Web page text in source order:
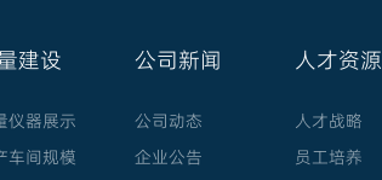
建设
仪器展示
车间规模
公司新闻
公司动态
企业公告
人才资源
人才战略
员工培养